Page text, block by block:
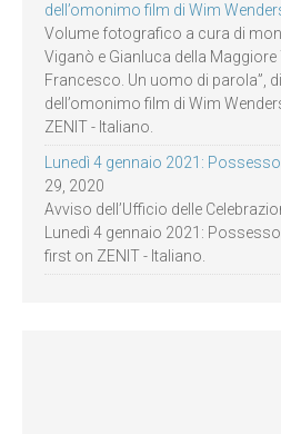
dell’omonimo film di Wim
Volume fotografico a cura di
Viganò e Gianluca della Maggiore
Francesco. Un uomo di parola”,
dell’omonimo film di Wim
ZENIT - Italiano.
Lunedì 4 gennaio 2021:
29, 2020
Avviso dell’Ufficio delle
Lunedì 4 gennaio 2021:
first on ZENIT - Italiano.